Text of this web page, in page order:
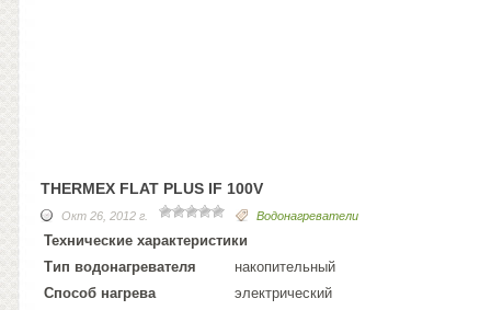
THERMEX FLAT PLUS IF 100V
Окт 26, 2012 г. Водонагреватели
Технические характеристики
Тип водонагревателя
накопительный
Способ нагрева
электрический